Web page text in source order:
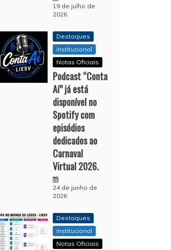
19 de julho de
2026
Destaques
Institucional
Notas Oficiais
Podcast “Conta
Aí” já está
disponível no
Spotify com
episódios
dedicados ao
Carnaval
Virtual 2026.
24 de junho de
2026
Destaques
Institucional
Notas Oficiais